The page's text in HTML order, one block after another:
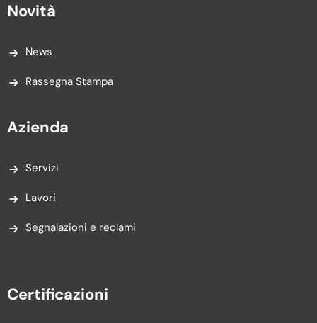
Novità
News
Rassegna Stampa
Azienda
Servizi
Lavori
Segnalazioni e reclami
Certificazioni